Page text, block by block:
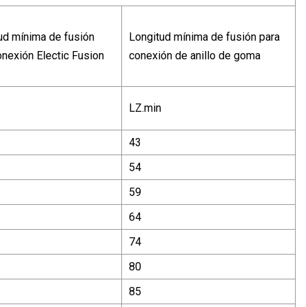
mínima de fusión
Electic Fusion
Longitud mínima de fusión para
conexión de anillo de goma
LZ.min
43
54
59
64
74
80
85